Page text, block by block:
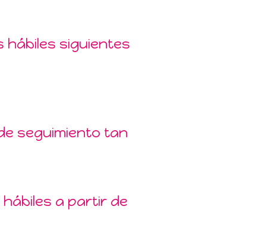
hábiles siguientes
seguimiento tan
a partir de